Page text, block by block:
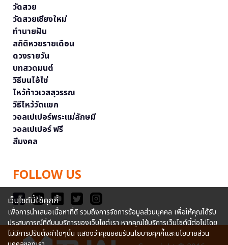
วัดสวย
วัดสวยเชียงใหม่
ทำนายฝัน
สถิติหวยรายเดือน
ดวงรายวัน
บทสวดมนต์
วิธีบนไอ้ไข่
ไหว้ท้าวเวสสุวรรณ
วิธีไหว้วัดแขก
วอลเปเปอร์พระแม่ลักษมี
วอลเปเปอร์ ฟรี
สีมงคล
FOLLOW US
เว็บไซต์นี้ใช้คุกกี้
เพื่อการนำเสนอเนื้อหาที่ดี รวมถึงการจัดการข้อมูลส่วนบุคคล เพื่อให้คุณได้รับ
ประสบการณ์ที่ดีบนบริการของเว็บไซต์เรา หากคุณใช้บริการเว็บไซต์นี้ต่อไปโดย
ไม่มีการปรับตั้งค่าใดๆนั้น แสดงว่าคุณยอมรับนโยบายคุกกี้และนโยบายส่วน